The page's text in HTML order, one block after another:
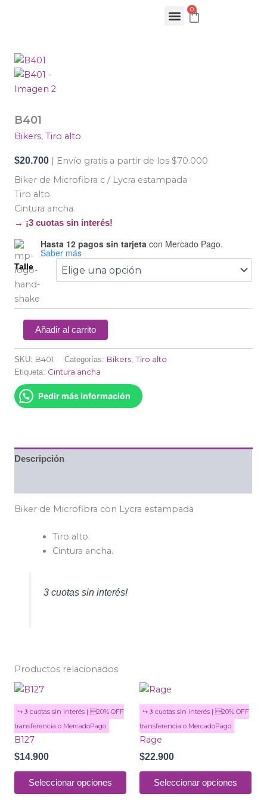
0
Cart
B401
Bikers,Tiro alto
$20.700 | Envío gratis a partir de los $70.000
Biker de Microfibra c / Lycra estampada
Tiro alto.
Cintura ancha.
→ ¡3 cuotas sin interés!
Hasta 12 pagos sin tarjeta con Mercado Pago.
Saber más
Talle
B401
cantidad
Añadir al carrito
SKU: B401 Categorías: Bikers ,Tiro alto
Etiqueta: Cintura ancha
Pedir más información
Descripción
Biker de Microfibra con Lycra estampada
Tiro alto.
Cintura ancha.
3 cuotas sin interés!
Productos relacionados
B127
$14.900
Seleccionar opciones
Este
producto
múltiples
variantes.
Las
opciones
Rage
$22.900
Seleccionar opciones